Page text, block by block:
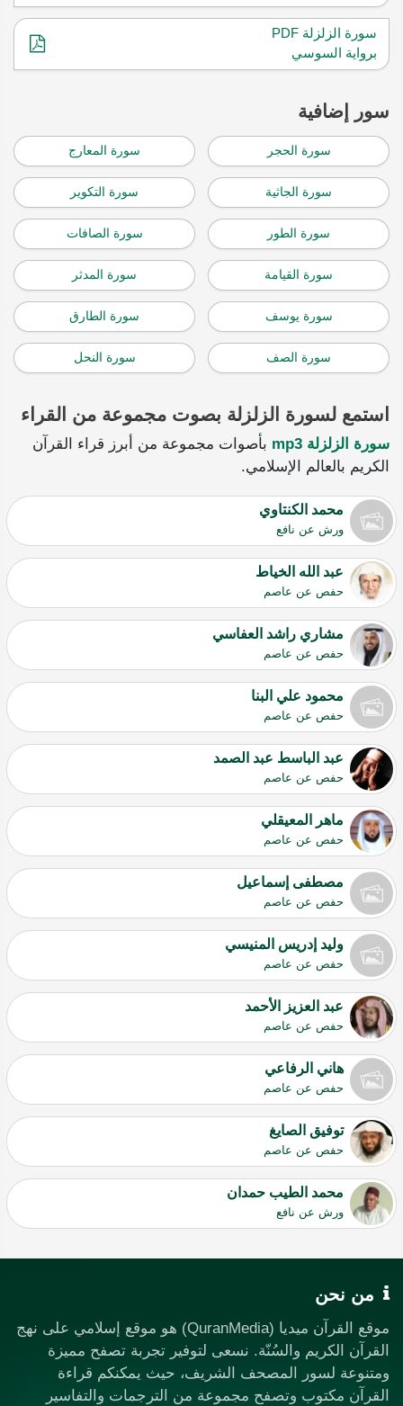
سورة الزلزلة PDF
برواية السوسي
سور إضافية
سورة الحجر سورة المعارج
سورة الجاثية سورة التكوير
سورة الطور سورة الصافات
سورة القيامة سورة المدثر
سورة يوسف سورة الطارق
سورة الصف سورة النحل
استمع لسورة الزلزلة بصوت مجموعة من القراء
سورة الزلزلة mp3
بأصوات مجموعة من أبرز قراء القرآن
الكريم بالعالم الإسلامي.
محمد الكنتاوي
ورش عن نافع
عبد الله الخياط
حفص عن عاصم
مشاري راشد العفاسي
حفص عن عاصم
محمود علي البنا
حفص عن عاصم
عبد الباسط عبد الصمد
حفص عن عاصم
ماهر المعيقلي
حفص عن عاصم
مصطفى إسماعيل
حفص عن عاصم
وليد إدريس المنيسي
حفص عن عاصم
عبد العزيز الأحمد
حفص عن عاصم
هاني الرفاعي
حفص عن عاصم
توفيق الصايغ
حفص عن عاصم
محمد الطيب حمدان
ورش عن نافع
من نحن
موقع القرآن ميديا (QuranMedia) هو موقع إسلامي على نهج
القرآن الكريم والسُنّة. نسعى لتوفير تجربة تصفح مميزة
ومتنوعة لسور المصحف الشريف، حيث يمكنكم قراءة
القرآن مكتوب وتصفح مجموعة من الترجمات والتفاسير